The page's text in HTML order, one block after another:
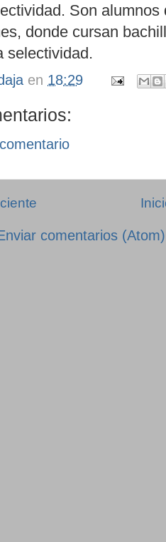
Son
donde cursan
selectividad.
en 18:29
comentarios (Atom)